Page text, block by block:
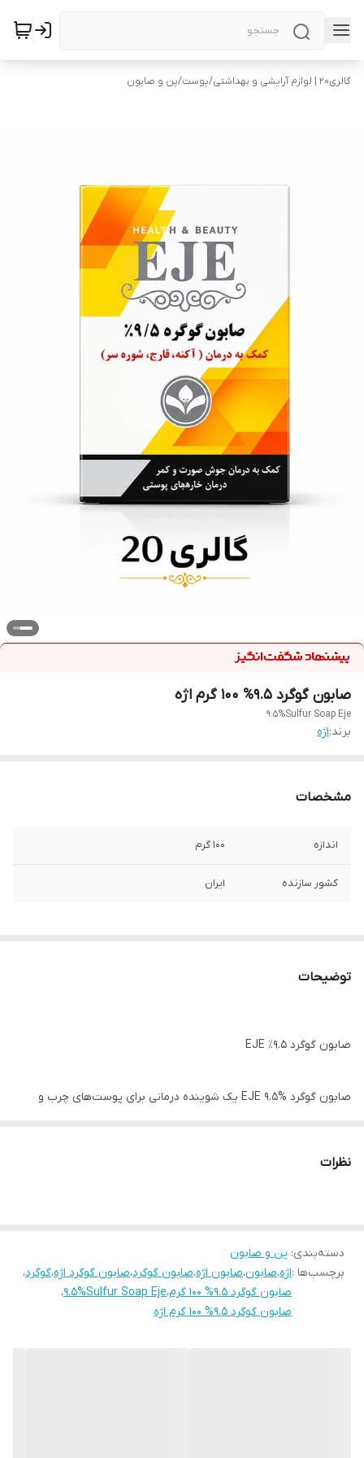
گالری۲۰ | لوازم آرایشی و بهداشتی /پوست/پن و صابون
صابون گوگرد 9.5% 100 گرم اژه
9.5%Sulfur Soap Eje
برند:اژه
مشخصات
اندازه 100 گرم
کشور سازنده ایران
توضیحات
صابون گوگرد ۹.۵٪ EJE
صابون گوگرد EJE 9.5% یک شوینده درمانی برای پوست‌های چرب و
مشکلات پوستی مانند قارچ، شوره سر و خارش پوست کمک می‌کند.
کرده و باعث شادابی و سلامت پوست می‌شود.
ویژگی‌های محصول
نظرات
دسته‌بندی: پن و صابون
برچسب‌ها :اژه،صابون،صابون اژه،صابون گوگرد،صابون گوگرد اژه،گوگرد،
صابون گوگرد 9.5% 100 گرم
،9.5%Sulfur Soap Eje،
صابون گوگرد 9.5% 100 گرم اژه